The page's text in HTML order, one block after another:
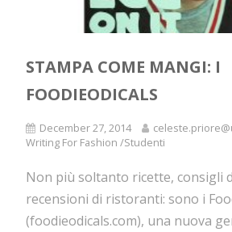
STAMPA COME MANGI: I
FOODIEODICALS
December 27, 2014
Writing For Fashion /Studenti
Non più soltanto ricette, consigli
recensioni di ristoranti: sono i
(foodieodicals.com), una nuova